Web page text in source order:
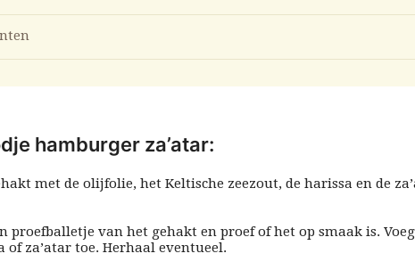
hamburger za’atar:
met de olijfolie, het Keltische zeezout, de harissa en de
proefballetje van het gehakt en proef of het op smaak is.
of za’atar toe. Herhaal eventueel.